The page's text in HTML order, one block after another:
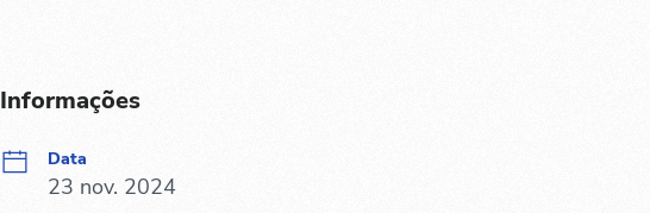
Informações
Data
23 nov. 2024